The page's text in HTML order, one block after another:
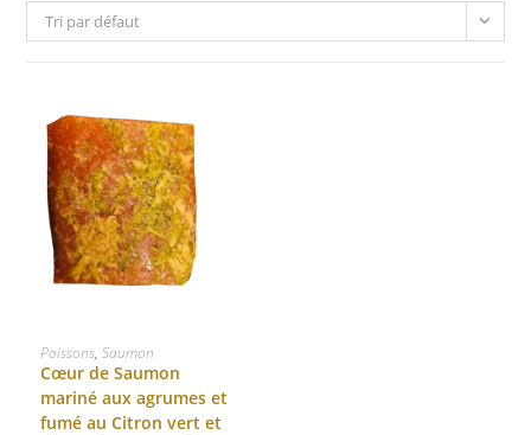
Tri par défaut
SÉLECTIONNER LES OPTIONS
Poissons, Saumon
Cœur de Saumon
mariné aux agrumes et
fumé au Citron vert et